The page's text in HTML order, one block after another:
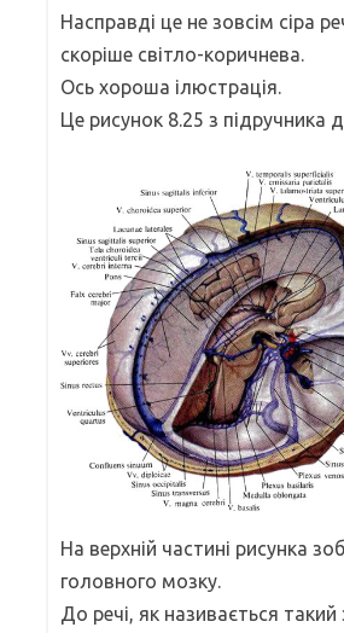
Насправді це не зовсім сіра
скоріше світло-коричнева.
Ось хороша ілюстрація.
Це рисунок 8.25 з підручника
На верхній частині рисунка
головного мозку.
До речі, як називається такий